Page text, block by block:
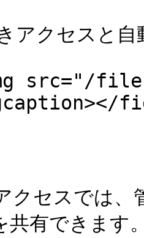
アクセスと自
src="/files/
クセスでは、
共有できま